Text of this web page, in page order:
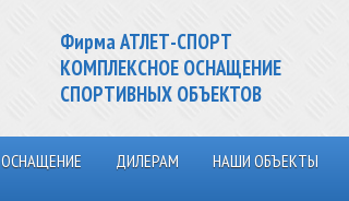
Фирма АТЛЕТ-СПОРТ
КОМПЛЕКСНОЕ ОСНАЩЕНИЕ
СПОРТИВНЫХ ОБЪЕКТОВ
ОСНАЩЕНИЕ ДИЛЕРАМ НАШИ ОБЪЕКТЫ